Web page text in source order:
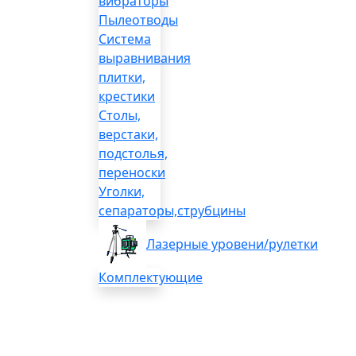
Пылеотводы
Система
выравнивания
плитки,
крестики
Столы,
верстаки,
подстолья,
переноски
Уголки,
сепараторы,струбцины
Лазерные уровени/рулетки
Комплектующие